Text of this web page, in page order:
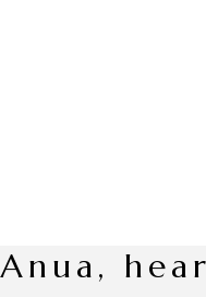
anua,